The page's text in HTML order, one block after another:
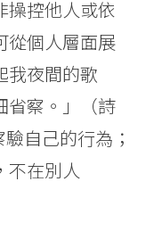
操控他人或依
從個人層面展
我夜間的歌
省察。」（詩
自己的行為；
不在別人